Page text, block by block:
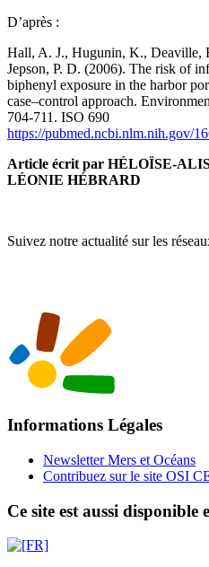
D’après :
Hall, A. J., Hugunin, K., Deaville,
Jepson, P. D. (2006). The risk of
biphenyl exposure in the harbor
case–control approach.
704-711. ISO 690
https://pubmed.ncbi.nlm.nih.gov/
Article écrit par HÉLOÏSE-
LÉONIE HÉBRARD
Suivez notre actualité sur les
Informations Légales
Newsletter Mers et Océans
Contribuez sur le site OSI
Ce site est aussi disponible